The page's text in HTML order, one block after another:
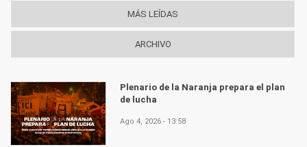
MÁS LEÍDAS
ARCHIVO
Plenario de la Naranja prepara el plan
de lucha
Ago 4, 2026 - 13:58